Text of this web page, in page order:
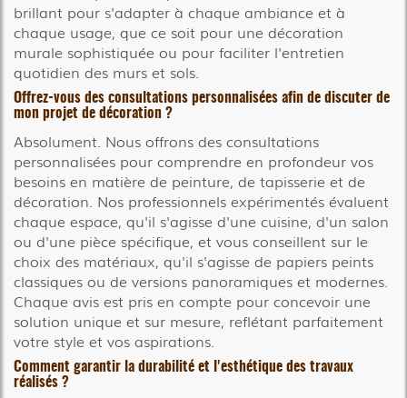
brillant pour s'adapter à chaque ambiance et à
chaque usage, que ce soit pour une décoration
murale sophistiquée ou pour faciliter l'entretien
quotidien des murs et sols.
Offrez-vous des consultations personnalisées afin de discuter de
mon projet de décoration ?
Absolument. Nous offrons des consultations
personnalisées pour comprendre en profondeur vos
besoins en matière de peinture, de tapisserie et de
décoration. Nos professionnels expérimentés évaluent
chaque espace, qu'il s'agisse d'une cuisine, d'un salon
ou d'une pièce spécifique, et vous conseillent sur le
choix des matériaux, qu'il s'agisse de papiers peints
classiques ou de versions panoramiques et modernes.
Chaque avis est pris en compte pour concevoir une
solution unique et sur mesure, reflétant parfaitement
votre style et vos aspirations.
Comment garantir la durabilité et l'esthétique des travaux
réalisés ?